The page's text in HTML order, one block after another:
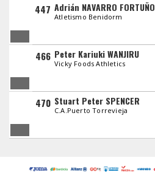
447 Adrián NAVARRO FORTUÑO
Atletismo Benidorm
466 Peter Kariuki WANJIRU
Vicky Foods Athletics
470 Stuart Peter SPENCER
C.A.Puerto Torrevieja